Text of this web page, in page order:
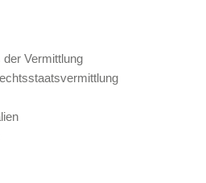
Vermittlung